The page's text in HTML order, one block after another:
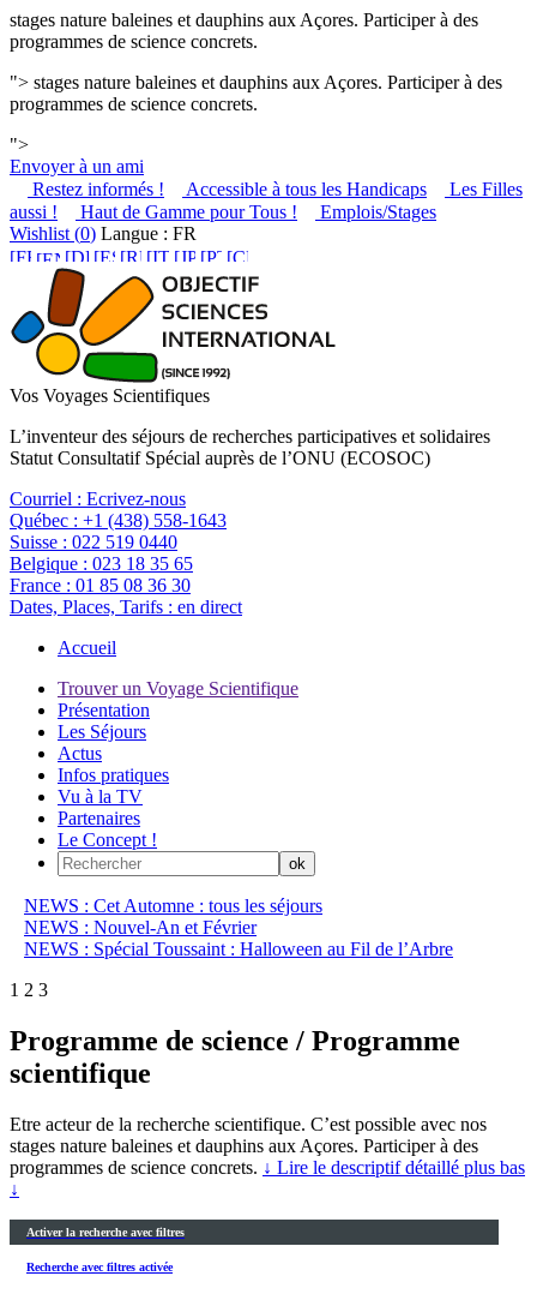
stages nature baleines et dauphins aux Açores. Participer à des
programmes de science concrets.
"> stages nature baleines et dauphins aux Açores. Participer à des
programmes de science concrets.
">
Envoyer à un ami
Restez informés !
Accessible à tous les Handicaps
Les Filles
aussi !
Haut de Gamme pour Tous !
Emplois/Stages
Wishlist (0) Langue : FR
Vos Voyages Scientifiques
L’inventeur des séjours de recherches participatives et solidaires
Statut Consultatif Spécial auprès de l’ONU (ECOSOC)
Courriel : Ecrivez-nous
Québec : +1 (438) 558-1643
Suisse : 022 519 0440
Belgique : 023 18 35 65
France : 01 85 08 36 30
Dates, Places, Tarifs : en direct
Accueil
Trouver un Voyage Scientifique
Présentation
Les Séjours
Actus
Infos pratiques
Vu à la TV
Partenaires
Le Concept !
NEWS : Cet Automne : tous les séjours
NEWS : Nouvel-An et Février
NEWS : Spécial Toussaint : Halloween au Fil de l’Arbre
1 2 3
Programme de science / Programme
scientifique
Etre acteur de la recherche scientifique. C’est possible avec nos
stages nature baleines et dauphins aux Açores. Participer à des
programmes de science concrets. ↓ Lire le descriptif détaillé plus bas
↓
Activer la recherche avec filtres
Recherche avec filtres activée